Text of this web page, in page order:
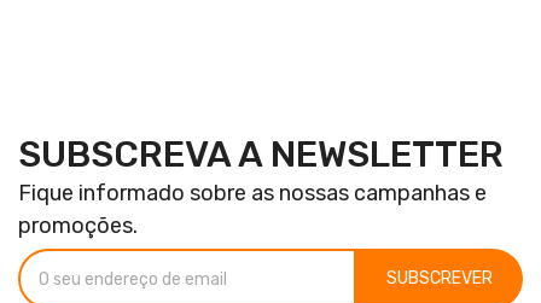
SUBSCREVA A NEWSLETTER
Fique informado sobre as nossas campanhas e
promoções.
SUBSCREVER